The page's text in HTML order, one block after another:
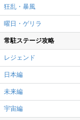
狂乱・暴風
曜日・ゲリラ
常駐ステージ攻略
レジェンド
日本編
未来編
宇宙編